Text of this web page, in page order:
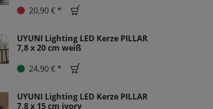
20,90 € *
UYUNI Lighting LED Kerze PILLAR
7,8 x 20 cm weiß
24,90 € *
UYUNI Lighting LED Kerze PILLAR
7,8 x 15 cm ivory